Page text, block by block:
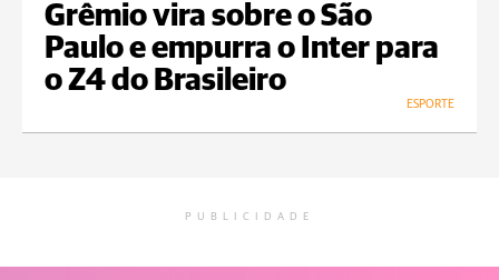
Grêmio vira sobre o São
Paulo e empurra o Inter para
o Z4 do Brasileiro
ESPORTE
PUBLICIDADE